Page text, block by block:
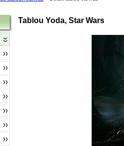
Tablou Yoda, Star Wars